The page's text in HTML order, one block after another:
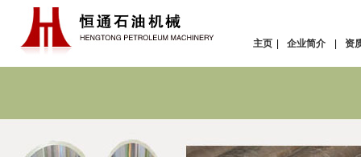
主页 企业简介 资